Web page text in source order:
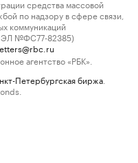
средства массовой
по надзору в сфере связи,
коммуникаций
ЭЛ №ФС77-82385)
агентство «РБК».
Петербургская биржа